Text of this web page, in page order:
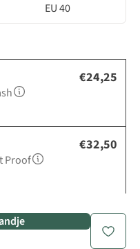
EU 40
€24,25
Proof
€32,50